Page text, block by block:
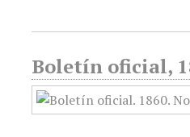
Boletín oficial,